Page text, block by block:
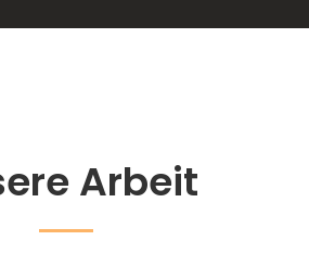
Arbeit